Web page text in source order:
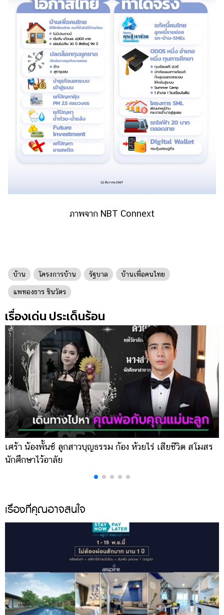
ภาพจาก NBT Connext
บ้าน โครงการบ้าน รัฐบาล บ้านเพื่อคนไทย
แพทองธาร ชินวัตร
เรื่องเด่น ประเด็นร้อน
เศร้า น้องพั้นช์ ลูกสาวบุญธรรม ก้อง ห้วยไร่ เสียชีวิต สโมสร
นักศึกษาไว้อาลัย
เรื่องที่คุณอาจสนใจ